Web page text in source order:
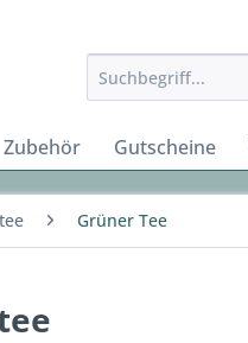
Zubehör Gutscheine
Grüner Tee